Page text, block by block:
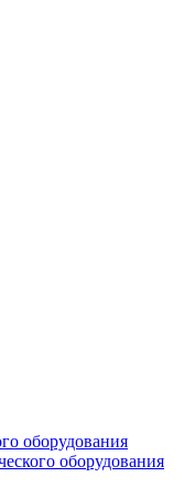
оборудования
оборудования